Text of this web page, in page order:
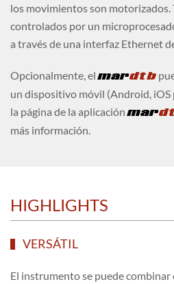
los movimientos son motorizados.
controlados por un
a través de una interfaz Ethernet
Opcionalmente, elmardtb
un dispositivo móvil (Android,
la página de la aplicaciónmar
más información.
HIGHLIGHTS
VERSÁTIL
El instrumento se puede